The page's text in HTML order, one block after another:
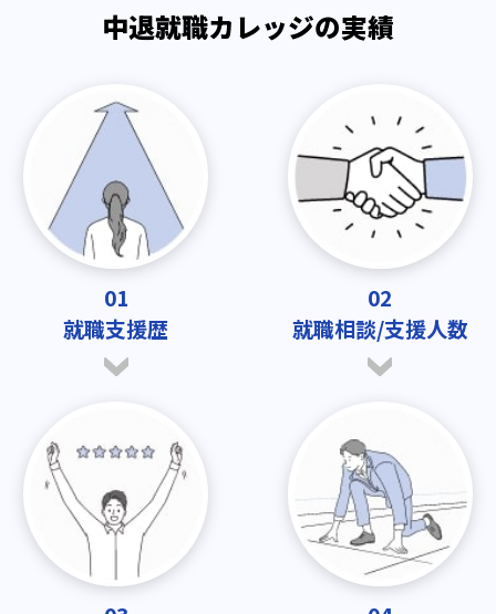
中退就職カレッジの実績
01
就職支援歴
02
就職相談/支援人数